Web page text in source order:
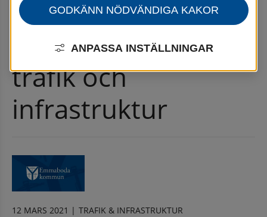
Nyhetsarkiv för trafik och infrastruktur
Nyhetsarkiv för
trafik och
infrastruktur
12 MARS 2021 | TRAFIK & INFRASTRUKTUR
GODKÄNN NÖDVÄNDIGA KAKOR
ANPASSA INSTÄLLNINGAR